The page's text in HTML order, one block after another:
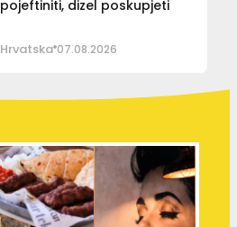
pojeftiniti, dizel poskupjeti
Hrvatska 07.08.2026